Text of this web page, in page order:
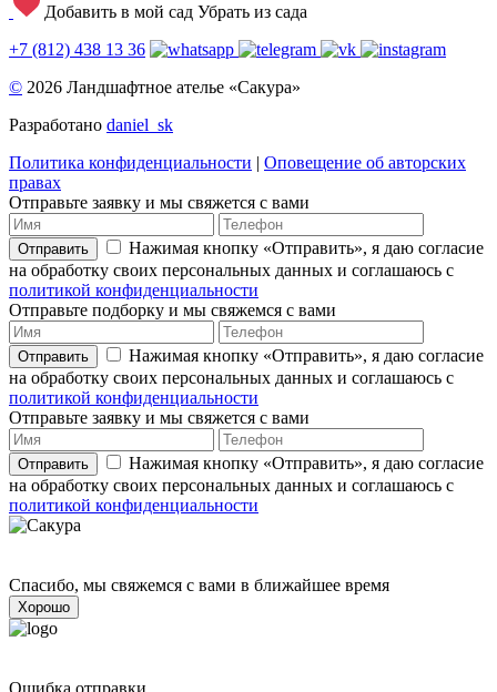
Добавить в мой сад Убрать из сада
+7 (812) 438 13 36
© 2026 Ландшафтное ателье «Сакура»
Разработано daniel_sk
Политика конфиденциальности | Оповещение об авторских
правах
Отправьте заявку и мы свяжется с вами
Отправить
Нажимая кнопку «Отправить», я даю согласие
на обработку своих персональных данных и соглашаюсь с
политикой конфиденциальности
Отправьте подборку и мы свяжемся с вами
Отправить
Нажимая кнопку «Отправить», я даю согласие
на обработку своих персональных данных и соглашаюсь с
политикой конфиденциальности
Отправьте заявку и мы свяжется с вами
Отправить
Нажимая кнопку «Отправить», я даю согласие
на обработку своих персональных данных и соглашаюсь с
политикой конфиденциальности
Спасибо, мы свяжемся с вами в ближайшее время
Хорошо
Ошибка отправки,